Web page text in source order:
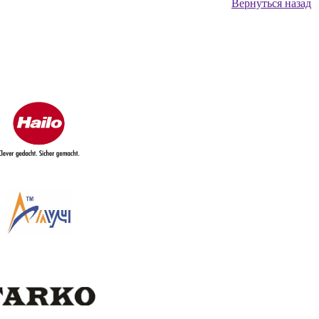
Вернуться назад